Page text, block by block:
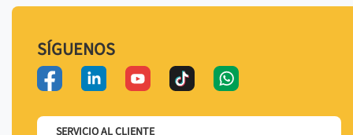
SÍGUENOS
SERVICIO AL CLIENTE